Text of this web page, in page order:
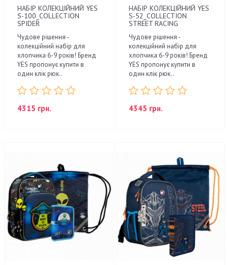
НАБІР КОЛЕКЦІЙНИЙ YES
S-100_COLLECTION
SPIDER
Чудове рішення -
колекційний набір для
хлопчика 6-9 років! Бренд
YES пропонує купити в
один клік рюк..
4315 грн.
НАБІР КОЛЕКЦІЙНИЙ YES
S-52_COLLECTION
STREET RACING
Чудове рішення -
колекційний набір для
хлопчика 6-9 років! Бренд
YES пропонує купити в
один клік рюк..
4345 грн.